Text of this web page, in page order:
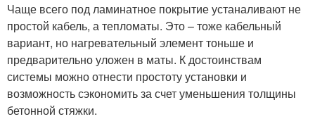
Чаще всего под ламинатное покрытие устаналивают не
простой кабель, а тепломаты. Это – тоже кабельный
вариант, но нагревательный элемент тоньше и
предварительно уложен в маты. К достоинствам
системы можно отнести простоту установки и
возможность сэкономить за счет уменьшения толщины
бетонной стяжки.